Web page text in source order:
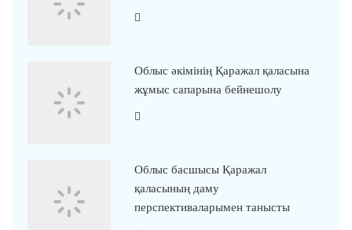
Облыс әкімінің Қаражал қаласына
жұмыс сапарына бейнешолу
Облыс басшысы Қаражал
қаласының даму
перспективаларымен танысты